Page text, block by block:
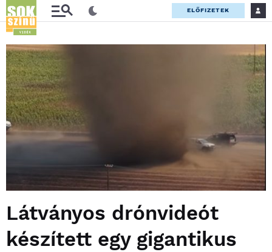
ELŐFIZETEK
Látványos drónvideót
készített egy gigantikus